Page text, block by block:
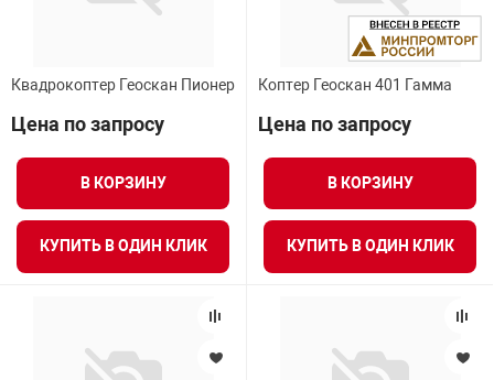
Квадрокоптер Геоскан Пионер
Цена по запросу
В КОРЗИНУ
КУПИТЬ В ОДИН КЛИК
Коптер Геоскан 401 Гамма
Цена по запросу
В КОРЗИНУ
КУПИТЬ В ОДИН КЛИК